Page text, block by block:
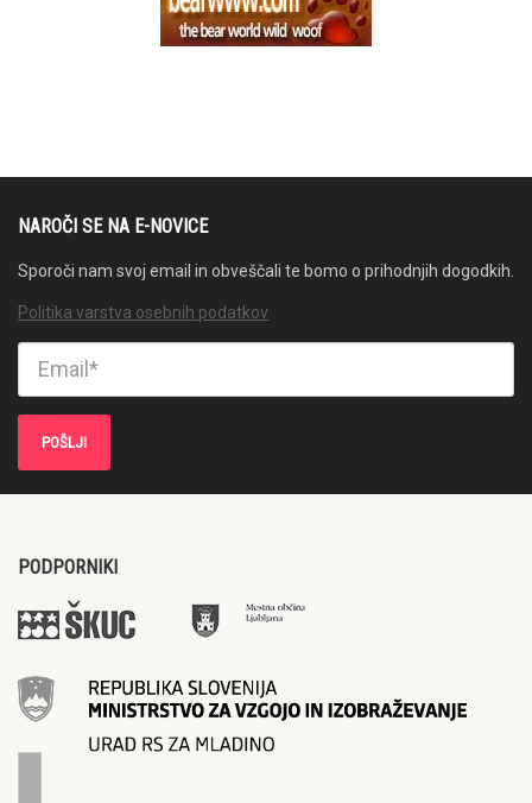
NAROČI SE NA E-NOVICE
Sporoči nam svoj email in obveščali te bomo o prihodnjih dogodkih.
Politika varstva osebnih podatkov
PODPORNIKI